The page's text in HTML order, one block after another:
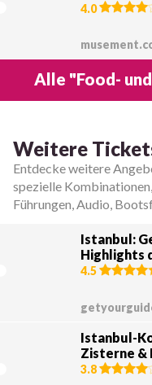
4.0
Alle "Food-
Weitere
Entdecke weitere
spezielle
Führungen, Audio,
Istanbul:
Highlights
4.5
Istanbul-
Zisterne &
3.8